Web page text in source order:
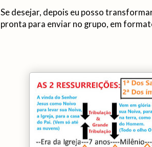
Se desejar, depois eu posso
pronta para enviar no grupo, em